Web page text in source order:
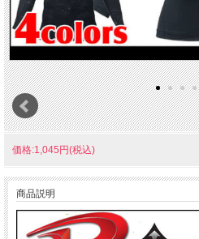
価格:1,045円(税込)
商品説明